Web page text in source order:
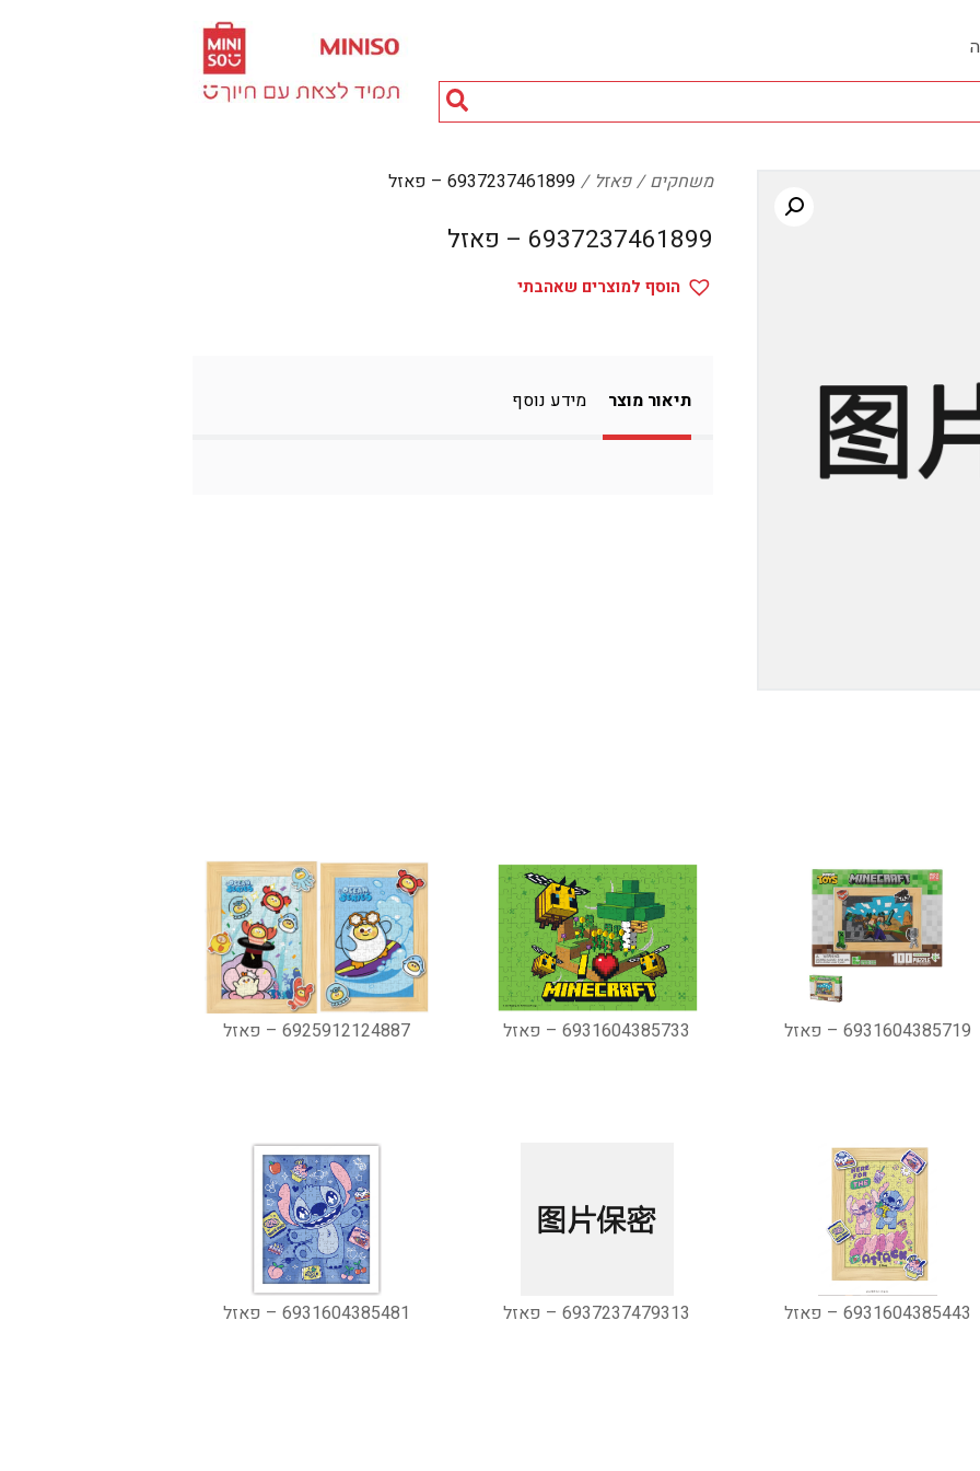
חיפוש
מוצרים...
משחקים פאזל 6937237461899 – פאזל
6937237461899 – פאזל
הוסף למוצרים שאהבתי
תיאור מוצר מידע נוסף
6931604385719 – פאזל 6931604385733 – פאזל 6925912124887 – פאזל
6931604385443 – פאזל 6937237479313 – פאזל 6931604385481 – פאזל